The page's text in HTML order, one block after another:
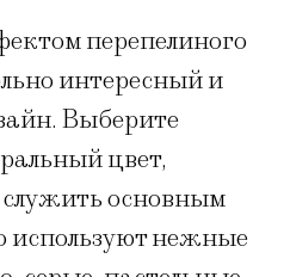
перепелиного
интересный и
Выберите
цвет,
основным
нежные